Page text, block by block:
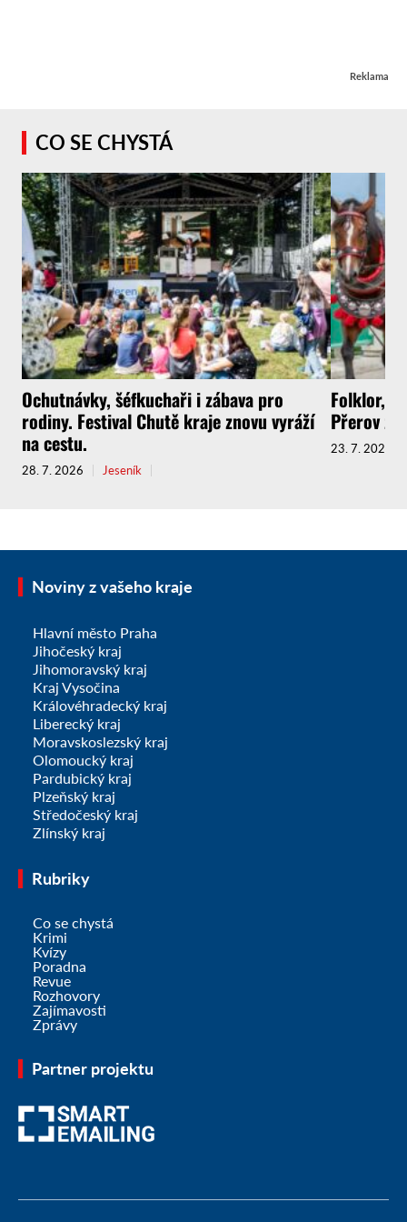
Reklama
CO SE CHYSTÁ
Ochutnávky, šéfkuchaři i zábava pro
rodiny. Festival Chutě kraje znovu vyráží
na cestu.
28. 7. 2026 Jeseník
Folklor,
Přerov
23. 7. 2026
Noviny z vašeho kraje
Hlavní město Praha
Jihočeský kraj
Jihomoravský kraj
Kraj Vysočina
Královéhradecký kraj
Liberecký kraj
Moravskoslezský kraj
Olomoucký kraj
Pardubický kraj
Plzeňský kraj
Středočeský kraj
Zlínský kraj
Rubriky
Co se chystá
Krimi
Kvízy
Poradna
Revue
Rozhovory
Zajímavosti
Zprávy
Partner projektu